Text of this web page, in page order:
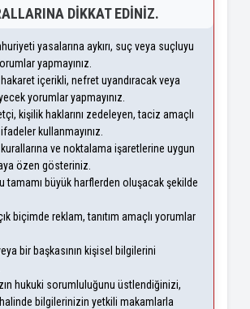
DIKKAT EDINIZ.
yasalarına aykırı, suç veya suçluyu
yapmayınız.
içerikli, nefret uyandıracak veya
yorumlar yapmayınız.
kişilik haklarını zedeleyen, taciz amaçlı
kullanmayınız.
ve noktalama işaretlerine uygun
özen gösteriniz.
tamamı büyük harflerden oluşacak şekilde
biçimde reklam, tanıtım amaçlı yorumlar
bir başkasının kişisel bilgilerini
hukuki sorumluluğunu üstlendiğinizi,
bilgilerinizin yetkili makamlarla